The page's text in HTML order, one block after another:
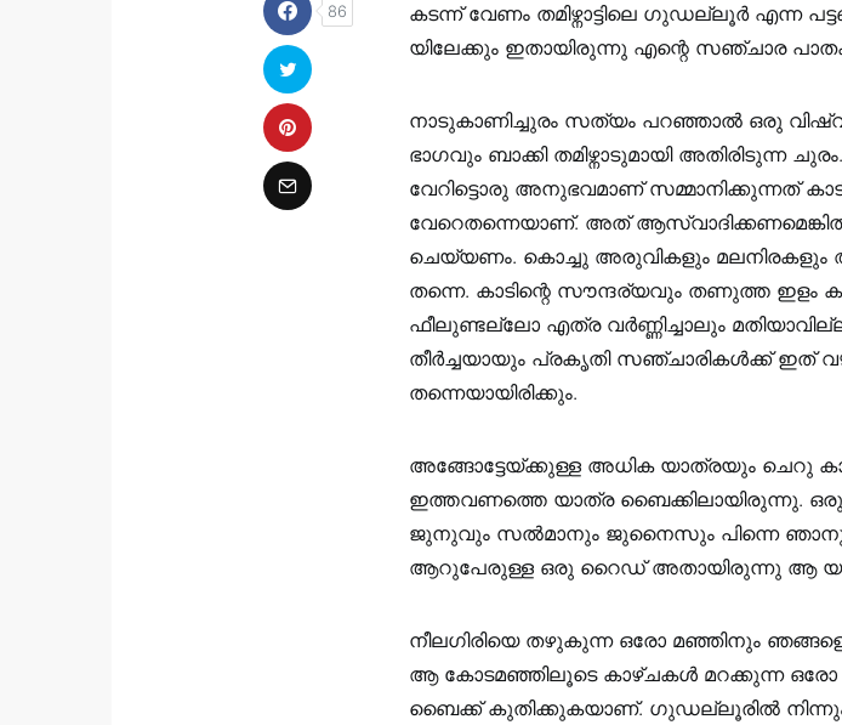
86
കടന്ന് വേണം തമിഴ്നാട്ടിലെ ഗുഡല്ലൂർ എന്ന
യിലേക്കും ഇതായിരുന്നു എന്റെ സഞ്ചാര
നാടുകാണിച്ചുരം സത്യം പറഞ്ഞാൽ ഒരു
ഭാഗവും ബാക്കി തമിഴ്നാടുമായി അതിരിടുന്ന
വേറിട്ടൊരു അനുഭവമാണ് സമ്മാനിക്കുന്നത്
വേറെതന്നെയാണ്. അത് ആസ്വാദിക്കണമെങ്കിൽ
ചെയ്യണം. കൊച്ചു അരുവികളും മലനിരകളും
തന്നെ. കാടിന്റെ സൗന്ദര്യവും തണുത്ത ഇളം
ഫീലുണ്ടല്ലോ എത്ര വർണ്ണിച്ചാലും
തീർച്ചയായും പ്രകൃതി സഞ്ചാരികൾക്ക് ഇത്
തന്നെയായിരിക്കും.
അങ്ങോട്ടേയ്ക്കുള്ള അധിക യാത്രയും ചെറു
ഇത്തവണത്തെ യാത്ര ബൈക്കിലായിരുന്നു.
ജുനുവും സൽമാനും ജുനൈസും പിന്നെ
ആറുപേരുള്ള ഒരു റൈഡ് അതായിരുന്നു ആ
നീലഗിരിയെ തഴുകുന്ന ഒരോ മഞ്ഞിനും
ആ കോടമഞ്ഞിലൂടെ കാഴ്ചകൾ മറക്കുന്ന ഒരോ
ബൈക്ക് കുതിക്കുകയാണ്. ഗുഡല്ലൂരിൽ നിന്നും